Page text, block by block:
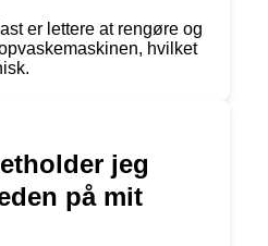
er lettere at rengøre og
hvilket
jeg
på mit